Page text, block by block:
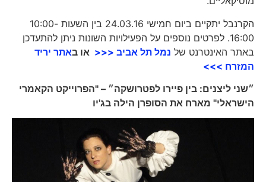
הקרנבל יתקיים ביום חמישי 24.03.16 בין השעות 10:00-
16:00. לפרטים נוספים על הפעילויות השונות ניתן להתעדכן
באתר האינטרנט שלנמל תל אביב <<< או באתר יריד
המזרח>>>
״שני ליצנים: בין פיירו לפטרושקה״ – "הפרוייקט הקאמרי
הישראלי" מארח את הסופרן הילה בג'יו